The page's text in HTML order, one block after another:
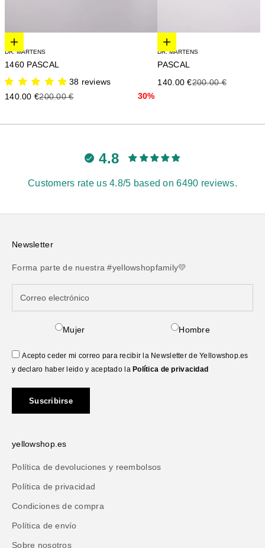
Elige opciones
DR. MARTENS
1460 PASCAL
38 reviews
Precio de oferta
140.00 €Precio anterior
200.00 € 30%
Elige opciones
DR. MARTENS
PASCAL
Precio de oferta
140.00 €Precio anterior
200.00 €
4.8
Customers rate us 4.8/5 based on 6490 reviews.
Newsletter
Forma parte de nuestra #yellowshopfamily💛
Mujer Hombre
Acepto ceder mi correo para recibir la Newsletter de Yellowshop.es
y declaro haber leido y aceptado la Política de privacidad
Suscribirse
yellowshop.es
Política de devoluciones y reembolsos
Política de privacidad
Condiciones de compra
Política de envío
Sobre nosotros